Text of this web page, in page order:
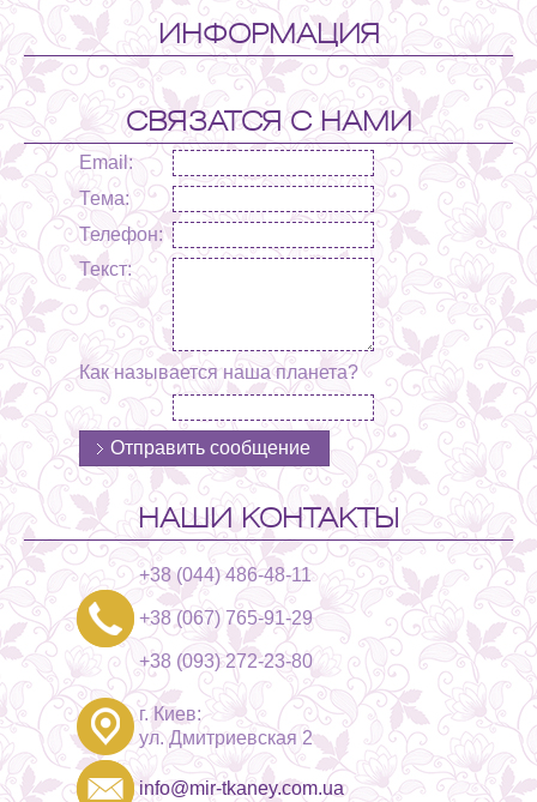
ИНФОРМАЦИЯ
СВЯЗАТСЯ С НАМИ
Email:
Тема:
Телефон:
Текст:
Как называется наша планета?
НАШИ КОНТАКТЫ
+38 (044) 486-48-11
+38 (067) 765-91-29
+38 (093) 272-23-80
г. Киев:
ул. Дмитриевская 2
info@mir-tkaney.com.ua